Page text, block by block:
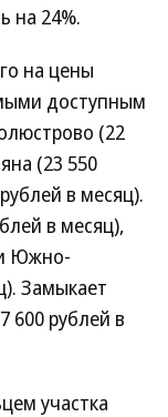
на 24%.
на цены
доступным
(22
(23 550
в месяц).
в месяц),
Южно-
Замыкает
600 рублей в
участка